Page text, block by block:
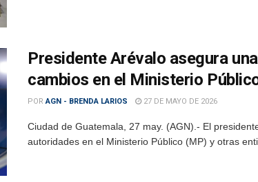
Presidente Arévalo asegura
cambios en el Ministerio
POR AGN - BRENDA LARIOS 27 DE MAYO DE 2026
Ciudad de Guatemala, 27 may. (AGN).- El
autoridades en el Ministerio Público (MP) y otras